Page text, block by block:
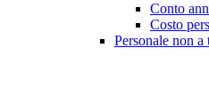
Conto
Costo
Personale non